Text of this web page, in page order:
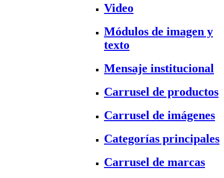
Video
Módulos de imagen y
texto
Mensaje institucional
Carrusel de productos
Carrusel de imágenes
Categorías principales
Carrusel de marcas